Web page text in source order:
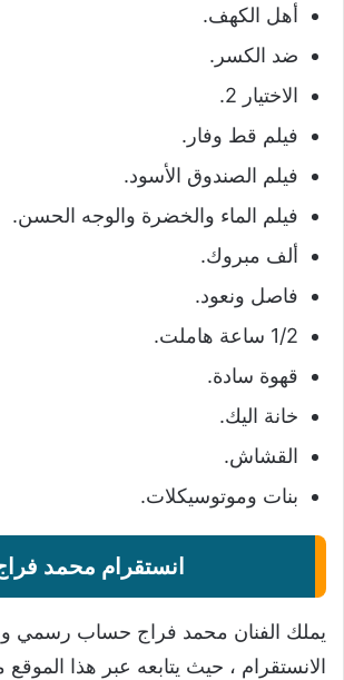
أهل الكهف.
ضد الكسر.
الاختيار 2.
فيلم قط وفار.
فيلم الصندوق الأسود.
فيلم الماء والخضرة والوجه الحسن.
ألف مبروك.
فاصل ونعود.
1/2 ساعة هاملت.
قهوة سادة.
خانة اليك.
القشاش.
بنات وموتوسيكلات.
انستقرام محمد
يملك الفنان محمد فراج حساب رسمي